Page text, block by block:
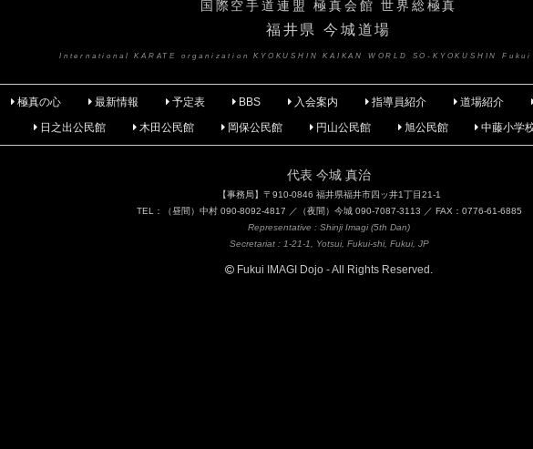
国際空手道連盟 極真会館 世界総極真
福井県 今城道場
International KARATE organization KYOKUSHIN KAIKAN WORLD SO-KYOKUSHIN
極真の心 最新情報 予定表 BBS 入会案内 指導員紹介
道場紹介
日之出公民館
木田公民館 岡保公民館 円山公民館 旭公民館 中藤小学
代表 今城 真治
【事務局】〒910-0846 福井県福井市四ッ井1丁目21-1
TEL：（昼間）中村 090-8092-4817 ／（夜間）今城 090-7087-3113 ／ FAX：0776-61-6885
Representative : Shinji Imagi (5th Dan)
Secretariat : 1-21-1, Yotsui, Fukui-shi, Fukui, JP
Fukui IMAGI Dojo - All Rights Reserved.